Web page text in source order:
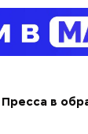
Пресса в
на
а